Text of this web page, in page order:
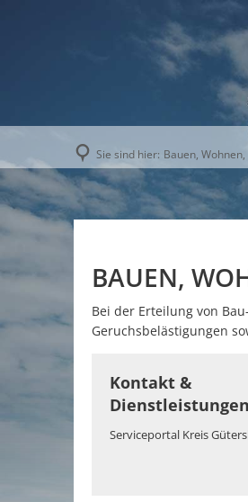
Sie sind hier: Bauen,
BAUEN,
Bei der Erteilung von
Geruchsbelästigungen
Kontakt &
Dienstleistungen
Serviceportal Kreis